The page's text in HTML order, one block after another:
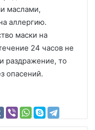
маслами,
аллергию.
маски на
24 часов не
раздражение, то
опасений.